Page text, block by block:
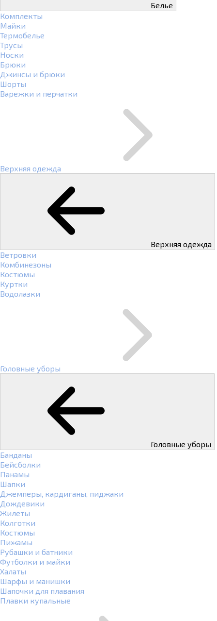
Белье
Комплекты
Майки
Термобелье
Трусы
Носки
Брюки
Джинсы и брюки
Шорты
Варежки и перчатки
Верхняя одежда
Верхняя одежда
Ветровки
Комбинезоны
Костюмы
Куртки
Водолазки
Головные уборы
Головные уборы
Банданы
Бейсболки
Панамы
Шапки
Джемперы, кардиганы, пиджаки
Дождевики
Жилеты
Колготки
Костюмы
Пижамы
Рубашки и батники
Футболки и майки
Халаты
Шарфы и манишки
Шапочки для плавания
Плавки купальные